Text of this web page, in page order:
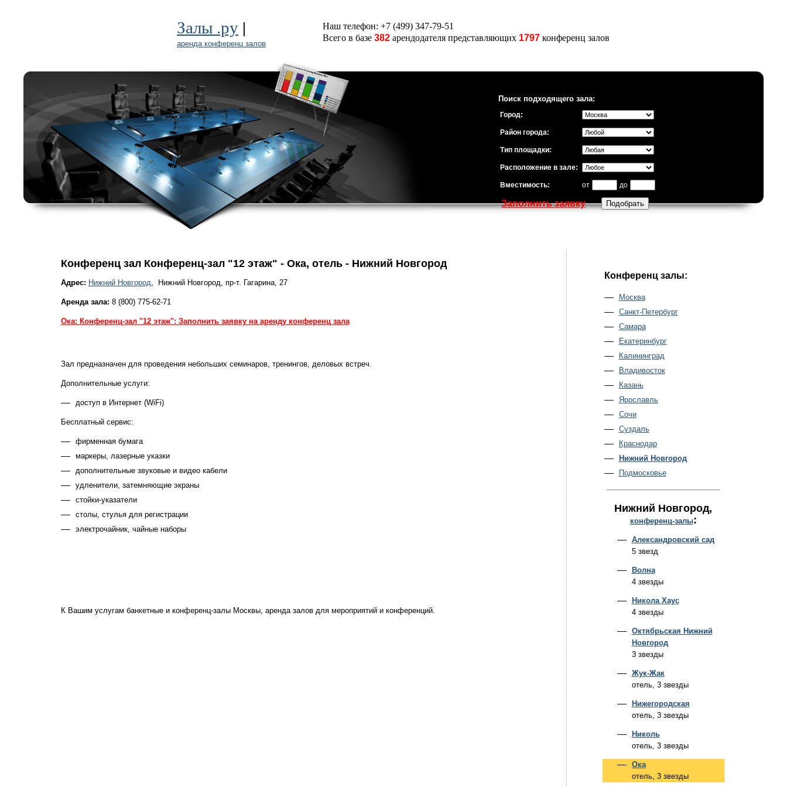
Залы .ру |
аренда конференц залов
Наш телефон: +7 (499) 347-79-51
Всего в базе 382 арендодателя представляющих 1797 конференц залов
Поиск подходящего зала:
Город:
Район города:
Тип площадки:
Расположение в зале:
Вместимость: от до
Заполнить заявку
Конференц зал Конференц-зал "12 этаж" - Ока, отель - Нижний Новгород
Адрес: Нижний Новгород, Нижний Новгород, пр-т. Гагарина, 27
Аренда зала: 8 (800) 775-62-71
Ока: Конференц-зал "12 этаж": Заполнить заявку на аренду конференц зала
Зал предназначен для проведения небольших семинаров, тренингов, деловых встреч.
Дополнительные услуги:
доступ в Интернет (WiFi)
Бесплатный сервис:
фирменная бумага
маркеры, лазерные указки
дополнительные звуковые и видео кабели
удленители, затемняющие экраны
стойки-указатели
столы, стулья для регистрации
электрочайник, чайные наборы
К Вашим услугам банкетные и конференц-залы Москвы, аренда залов для мероприятий и конференций.
Конференц залы:
Москва
Санкт-Петербург
Самара
Екатеринбург
Калининград
Владивосток
Казань
Ярославль
Сочи
Суздаль
Краснодар
Нижний Новгород
Подмосковье
Нижний Новгород,
конференц-залы:
Александровский сад
5 звезд
Волна
4 звезды
Никола Хаус
4 звезды
Октябрьская Нижний
Новгород
3 звезды
Жук-Жак
отель, 3 звезды
Нижегородская
отель, 3 звезды
Николь
отель, 3 звезды
Ока
отель, 3 звезды